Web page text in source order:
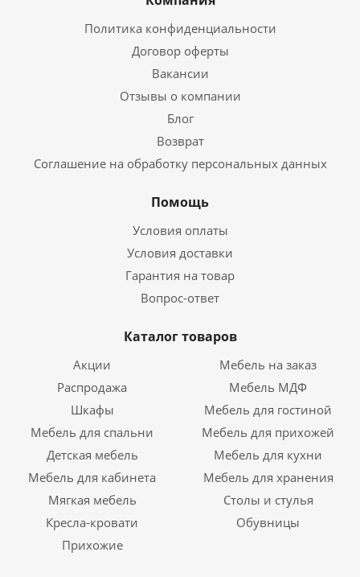
Политика конфиденциальности
Договор оферты
Вакансии
Отзывы о компании
Блог
Возврат
Соглашение на обработку персональных данных
Помощь
Условия оплаты
Условия доставки
Гарантия на товар
Вопрос-ответ
Каталог товаров
Акции
Мебель на заказ
Распродажа
Мебель МДФ
Шкафы
Мебель для гостиной
Мебель для спальни
Мебель для прихожей
Детская мебель
Мебель для кухни
Мебель для кабинета
Мебель для хранения
Мягкая мебель
Столы и стулья
Кресла-кровати
Обувницы
Прихожие